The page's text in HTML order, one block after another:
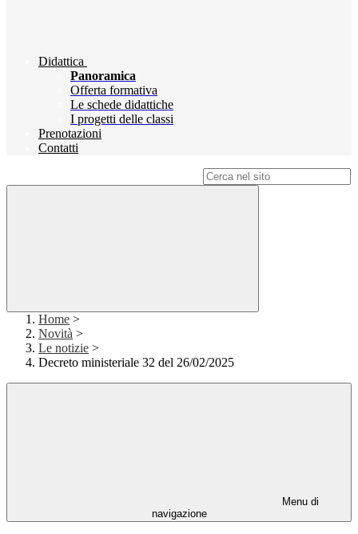
Didattica
Panoramica
Offerta formativa
Le schede didattiche
I progetti delle classi
Prenotazioni
Contatti
Home >
Novità >
Le notizie >
Decreto ministeriale 32 del 26/02/2025
Menu di
navigazione